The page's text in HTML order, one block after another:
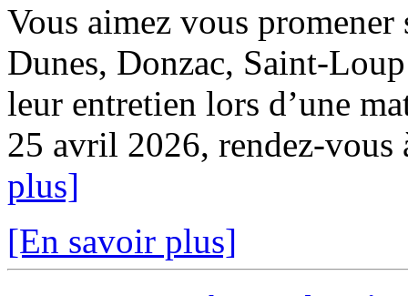
Vous aimez vous
Dunes, Donzac, Saint-
leur entretien lors d’une
25 avril 2026, rendez-vous
plus]
[En savoir plus]